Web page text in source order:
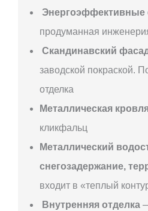
Энергоэффективные
продуманная
Скандинавский
заводской покраской.
отделка
Металлическая
кликфальц
Металлический
снегозадержание,
входит в «теплый
Внутренняя отделка